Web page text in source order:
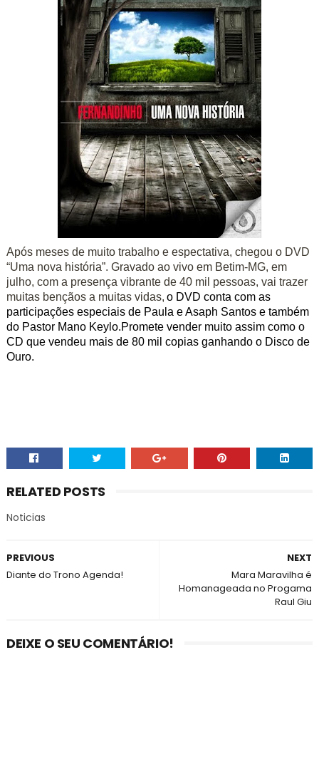
Após meses de muito trabalho e espectativa, chegou o DVD
“Uma nova história”. Gravado ao vivo em Betim-MG, em
julho, com a presença vibrante de 40 mil pessoas, vai trazer
muitas bençãos a muitas vidas, o DVD conta com as
participações especiais de Paula e Asaph Santos e também
do Pastor Mano Keylo.Promete vender muito assim como o
CD que vendeu mais de 80 mil copias ganhando o Disco de
Ouro.
RELATED POSTS
Noticias
NEXT
Mara Maravilha é
Homanageada no Progama
Raul Giu
PREVIOUS
Diante do Trono Agenda!
DEIXE O SEU COMENTÁRIO!